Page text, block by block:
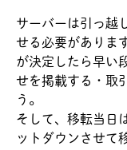
サーバーは引っ越
せる必要がありま
が決定したら早い
せを掲載する・取
う。
そして、移転当日
ットダウンさせて